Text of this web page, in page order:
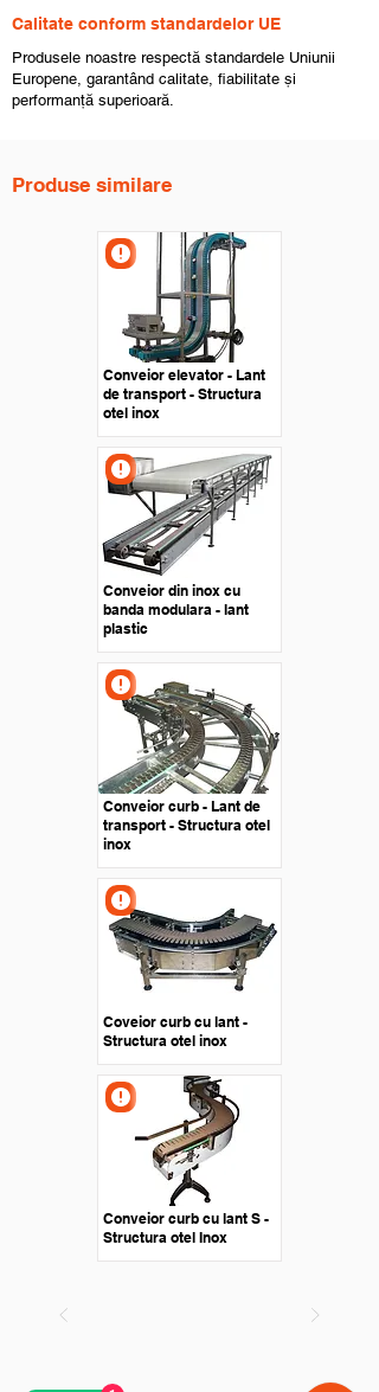
Calitate conform standardelor UE
Produsele noastre respectă standardele Uniunii
Europene, garantând calitate, fiabilitate și
performanță superioară.
Produse similare
Conveior elevator - Lant
de transport - Structura
otel inox
Conveior din inox cu
banda modulara - lant
plastic
Conveior curb - Lant de
transport - Structura otel
inox
Coveior curb cu lant -
Structura otel inox
Conveior curb cu lant S -
Structura otel Inox